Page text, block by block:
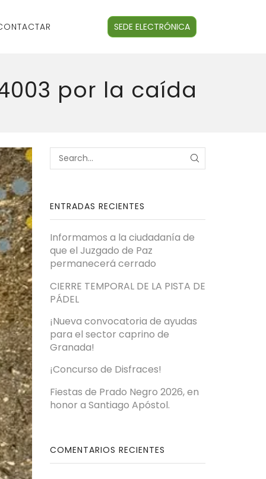
SEDE ELECTRÓNICA
por la caída
ENTRADAS RECIENTES
Informamos a la ciudadanía de
que el Juzgado de Paz
permanecerá cerrado
CIERRE TEMPORAL DE LA PISTA DE
PÁDEL
¡Nueva convocatoria de ayudas
para el sector caprino de
Granada!
¡Concurso de Disfraces!
Fiestas de Prado Negro 2026, en
honor a Santiago Apóstol.
COMENTARIOS RECIENTES